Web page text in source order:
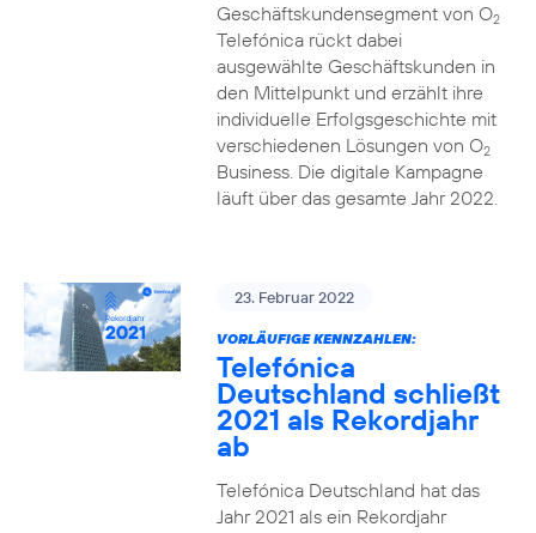
Geschäftskundensegment von O2
Telefónica rückt dabei
ausgewählte Geschäftskunden in
den Mittelpunkt und erzählt ihre
individuelle Erfolgsgeschichte mit
verschiedenen Lösungen von O2
Business. Die digitale Kampagne
läuft über das gesamte Jahr 2022.
23. Februar 2022
VORLÄUFIGE KENNZAHLEN:
Telefónica
Deutschland schließt
2021 als Rekordjahr
ab
Telefónica Deutschland hat das
Jahr 2021 als ein Rekordjahr